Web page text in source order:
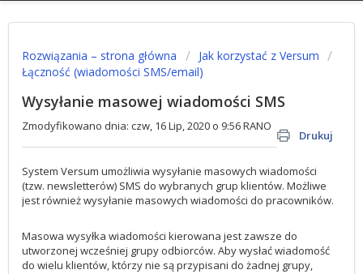
Rozwiązania – strona główna
Jak korzystać z Versum
Łączność (wiadomości SMS/email)
Wysyłanie masowej wiadomości SMS
Drukuj
Zmodyfikowano dnia: czw, 16 Lip, 2020 o 9:56 RANO
System Versum umożliwia wysyłanie masowych wiadomości
(tzw. newsletterów) SMS do wybranych grup klientów. Możliwe
jest również wysyłanie masowych wiadomości do pracowników.
Masowa wysyłka wiadomości kierowana jest zawsze do
utworzonej wcześniej grupy odbiorców. Aby wysłać wiadomość
do wielu klientów, którzy nie są przypisani do żadnej grupy,